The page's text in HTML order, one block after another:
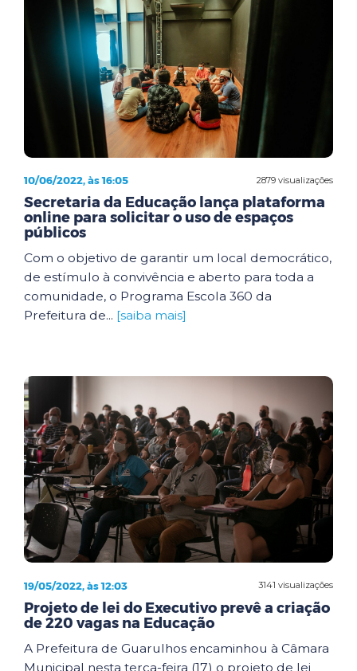
2879 visualizações
10/06/2022, às 16:05
Secretaria da Educação lança plataforma
online para solicitar o uso de espaços
públicos
Com o objetivo de garantir um local democrático,
de estímulo à convivência e aberto para toda a
comunidade, o Programa Escola 360 da
Prefeitura de... [saiba mais]
3141 visualizações
19/05/2022, às 12:03
Projeto de lei do Executivo prevê a criação
de 220 vagas na Educação
A Prefeitura de Guarulhos encaminhou à Câmara
Municipal nesta terça-feira (17) o projeto de lei